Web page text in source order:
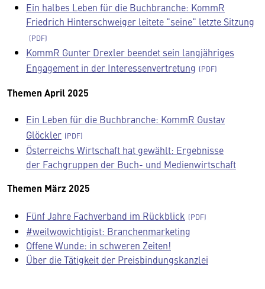
Ein halbes Leben für die Buchbranche: KommR
Friedrich Hinterschweiger leitete "seine" letzte Sitzung
KommR Gunter Drexler beendet sein langjähriges
Engagement in der Interessenvertretung
Themen April 2025
Ein Leben für die Buchbranche: KommR Gustav
Glöckler
Österreichs Wirtschaft hat gewählt: Ergebnisse
der Fachgruppen der Buch- und Medienwirtschaft
Themen März 2025
Fünf Jahre Fachverband im Rückblick
#weilwowichtigist: Branchenmarketing
Offene Wunde: in schweren Zeiten!
Über die Tätigkeit der Preisbindungskanzlei